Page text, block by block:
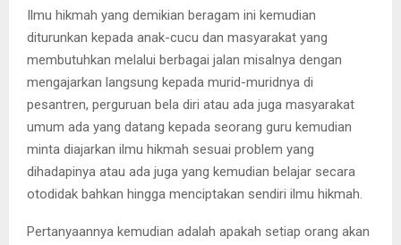
Ilmu hikmah yang demikian beragam ini kemudian
diturunkan kepada anak-cucu dan masyarakat yang
membutuhkan melalui berbagai jalan misalnya dengan
mengajarkan langsung kepada murid-muridnya di
pesantren, perguruan bela diri atau ada juga masyarakat
umum ada yang datang kepada seorang guru kemudian
minta diajarkan ilmu hikmah sesuai problem yang
dihadapinya atau ada juga yang kemudian belajar secara
otodidak bahkan hingga menciptakan sendiri ilmu hikmah.
Pertanyaannya kemudian adalah apakah setiap orang akan